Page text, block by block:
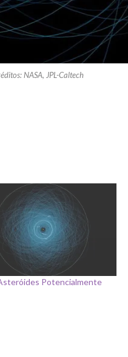
NASA, JPL-Caltech
Potencialmente